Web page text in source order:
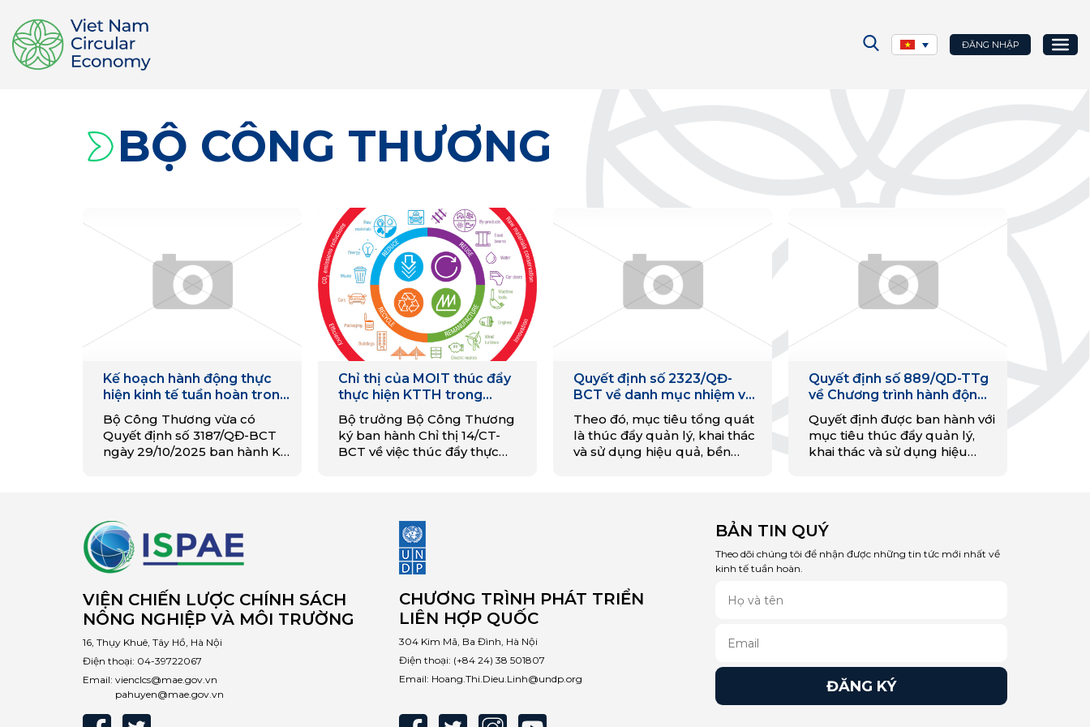
ĐĂNG NHẬP
BỘ CÔNG THƯƠNG
Kế hoạch hành động thực
hiện kinh tế tuần hoàn trong
ngành công thương đến
năm 2035
Bộ Công Thương vừa có
Quyết định số 3187/QĐ-BCT
ngày 29/10/2025 ban hành Kế
Chỉ thị của MOIT thúc đẩy
thực hiện KTTH trong
ngành Công Thương
Bộ trưởng Bộ Công Thương
ký ban hành Chỉ thị 14/CT-
BCT về việc thúc đẩy thực
Quyết định số 2323/QĐ-
BCT về danh mục nhiệm vụ
năm 2022 thực hiện Chương
trình hành động quốc gia về
sản xuất và tiêu dùng bền
vững giai đoạn 2021-2030
Theo đó, mục tiêu tổng quát
là thúc đẩy quản lý, khai thác
và sử dụng hiệu quả, bền
Quyết định số 889/QD-TTg
về Chương trình hành động
quốc gia về sản xuất và tiêu
dùng bền vững giai đoạn
2021-2030
Quyết định được ban hành với
mục tiêu thúc đẩy quản lý,
khai thác và sử dụng hiệu
VIỆN CHIẾN LƯỢC CHÍNH SÁCH
NÔNG NGHIỆP VÀ MÔI TRƯỜNG
16, Thụy Khuê, Tây Hồ, Hà Nội
Điện thoại: 04-39722067
Email: vienclcs@mae.gov.vn
pahuyen@mae.gov.vn
CHƯƠNG TRÌNH PHÁT TRIỂN
LIÊN HỢP QUỐC
304 Kim Mã, Ba Đình, Hà Nội
Điện thoại: (+84 24) 38 501807
Email: Hoang.Thi.Dieu.Linh@undp.org
BẢN TIN QUÝ
Theo dõi chúng tôi để nhận được những tin tức mới nhất về
kinh tế tuần hoàn.